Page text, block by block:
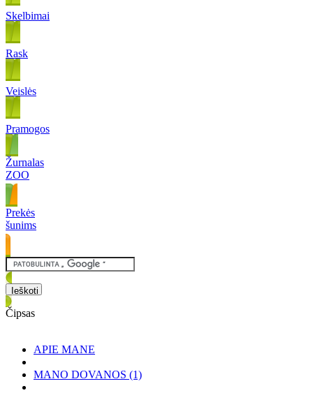
Skelbimai
Rask
Veislės
Pramogos
Žurnalas
ZOO
Prekės
šunims
Čipsas
APIE MANE
MANO DOVANOS (1)